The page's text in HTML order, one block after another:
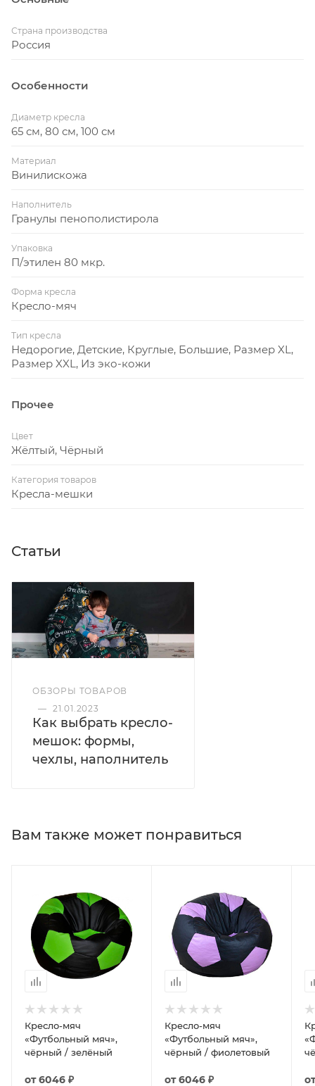
Страна производства
Россия
Особенности
Диаметр кресла
65 см, 80 см, 100 см
Материал
Винилискожа
Наполнитель
Гранулы пенополистирола
Упаковка
П/этилен 80 мкр.
Форма кресла
Кресло-мяч
Тип кресла
Недорогие, Детские, Круглые, Большие, Размер XL,
Размер XXL, Из эко-кожи
Прочее
Цвет
Жёлтый, Чёрный
Категория товаров
Кресла-мешки
Статьи
ОБЗОРЫ ТОВАРОВ
— 21.01.2023
Как выбрать кресло-
мешок: формы,
чехлы, наполнитель
Вам также может понравиться
Кресло-мяч
«Футбольный мяч»,
чёрный / зелёный
от6046 ₽
Кресло-мяч
«Футбольный мяч»,
чёрный / фиолетовый
от6046 ₽